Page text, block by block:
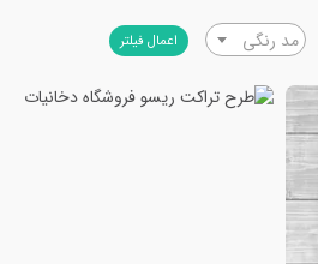
مد رنگی اعمال فیلتر